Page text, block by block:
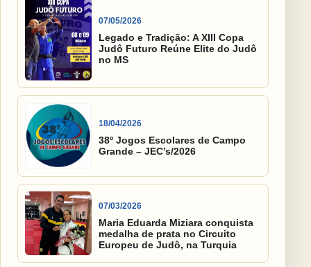
07/05/2026
Legado e Tradição: A XIII Copa
Judô Futuro Reúne Elite do Judô
no MS
18/04/2026
38º Jogos Escolares de Campo
Grande – JEC’s/2026
07/03/2026
Maria Eduarda Miziara conquista
medalha de prata no Circuito
Europeu de Judô, na Turquia